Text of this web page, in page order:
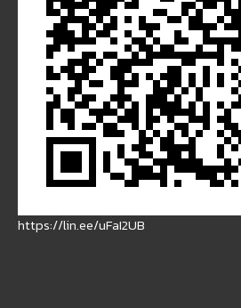
https://lin.ee/uFaI2UB